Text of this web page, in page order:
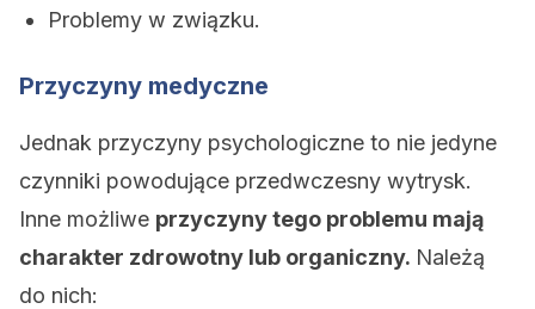
Problemy w związku.
Przyczyny medyczne
Jednak przyczyny psychologiczne to nie jedyne
czynniki powodujące przedwczesny wytrysk.
Inne możliwe przyczyny tego problemu mają
charakter zdrowotny lub organiczny. Należą
do nich: